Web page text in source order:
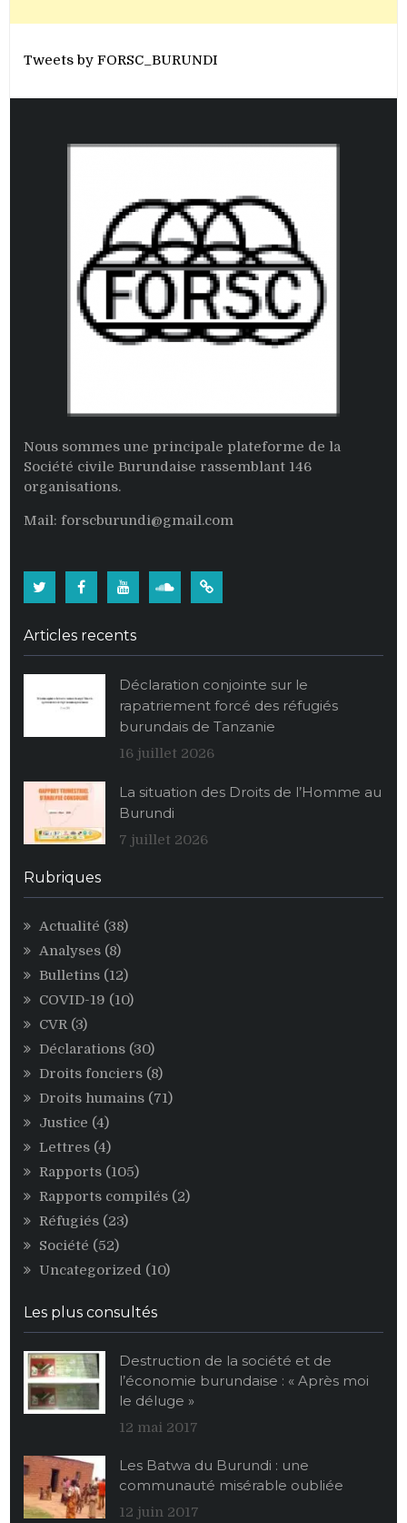
Tweets by FORSC_BURUNDI
Nous sommes une principale plateforme de la
Société civile Burundaise rassemblant 146
organisations.
Mail: forscburundi@gmail.com
population
vide
ses
stocks
alimentaires
maïs
profit
Articles recents
Déclaration conjointe sur le
rapatriement forcé des réfugiés
burundais de Tanzanie
16 juillet 2026
La situation des Droits de l’Homme au
Burundi
7 juillet 2026
Rubriques
Actualité (38)
Analyses (8)
Bulletins (12)
COVID-19 (10)
CVR(3)
Déclarations (30)
Droits fonciers (8)
Droits humains (71)
Justice (4)
Lettres (4)
Rapports (105)
Rapports compilés (2)
Réfugiés (23)
Société (52)
Uncategorized (10)
Les plus consultés
Destruction de la société et de
l’économie burundaise : « Après moi
le déluge »
12 mai 2017
Les Batwa du Burundi : une
communauté misérable oubliée
12 juin 2017